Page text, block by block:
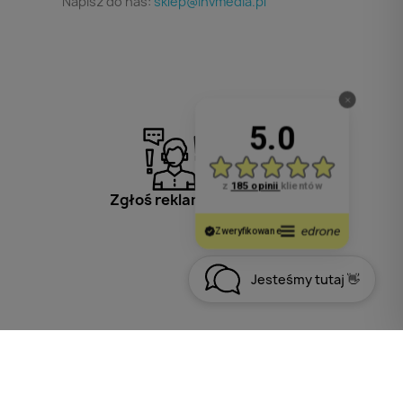
Jesteśmy tutaj 👋
Zgłoś reklamację